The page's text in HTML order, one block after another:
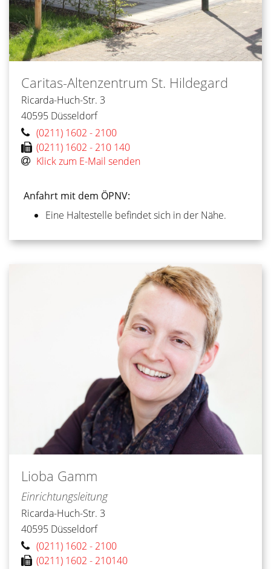
Caritas-Altenzentrum St. Hildegard
Ricarda-Huch-Str. 3
40595 Düsseldorf
(0211) 1602 - 2100
(0211) 1602 - 210 140
Klick zum E-Mail senden
Anfahrt mit dem ÖPNV:
Eine Haltestelle befindet sich in der Nähe.
Lioba Gamm
Einrichtungsleitung
Ricarda-Huch-Str. 3
40595 Düsseldorf
(0211) 1602 - 2100
(0211) 1602 - 210140